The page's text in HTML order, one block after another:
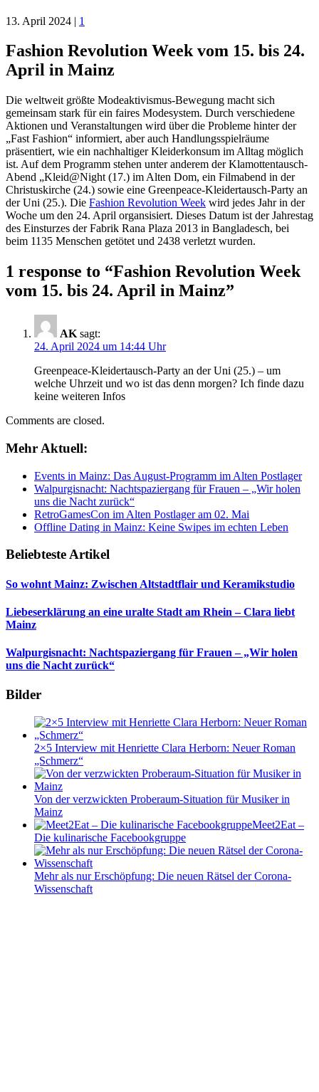
13. April 2024 | 1
Fashion Revolution Week vom 15. bis 24.
April in Mainz
Die weltweit größte Modeaktivismus-Bewegung macht sich
gemeinsam stark für ein faires Modesystem. Durch verschiedene
Aktionen und Veranstaltungen wird über die Probleme hinter der
„Fast Fashion“ informiert, aber auch Handlungsspielräume
präsentiert, wie ein nachhaltiger Kleiderkonsum im Alltag möglich
ist. Auf dem Programm stehen unter anderem der Klamottentausch-
Abend „Kleid@Night (17.) im Alten Dom, ein Filmabend in der
Christuskirche (24.) sowie eine Greenpeace-Kleidertausch-Party an
der Uni (25.). Die Fashion Revolution Week wird jedes Jahr in der
Woche um den 24. April organsisiert. Dieses Datum ist der Jahrestag
des Einsturzes der Fabrik Rana Plaza 2013 in Bangladesch, bei
beim 1135 Menschen getötet und 2438 verletzt wurden.
1 response to “Fashion Revolution Week
vom 15. bis 24. April in Mainz”
AK sagt:
24. April 2024 um 14:44 Uhr
Greenpeace-Kleidertausch-Party an der Uni (25.) – um
welche Uhrzeit und wo ist das denn morgen? Ich finde dazu
keine weiteren Infos
Comments are closed.
Mehr Aktuell:
Events in Mainz: Das August-Programm im Alten Postlager
Walpurgisnacht: Nachtspaziergang für Frauen – „Wir holen
uns die Nacht zurück“
RetroGamesCon im Alten Postlager am 02. Mai
Offline Dating in Mainz: Keine Swipes im echten Leben
Beliebteste Artikel
So wohnt Mainz: Zwischen Altstadtflair und Keramikstudio
Liebeserklärung an eine uralte Stadt am Rhein – Clara liebt
Mainz
Walpurgisnacht: Nachtspaziergang für Frauen – „Wir holen
uns die Nacht zurück“
Bilder
2×5 Interview mit Henriette Clara Herborn: Neuer Roman
„Schmerz“
Von der verzwickten Proberaum-Situation für Musiker in
Mainz
Meet2Eat –
Die kulinarische Facebookgruppe
Mehr als nur Erschöpfung: Die neuen Rätsel der Corona-
Wissenschaft